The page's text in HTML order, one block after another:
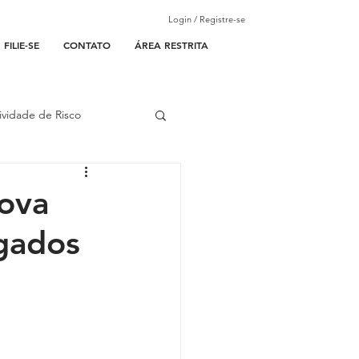
FILIE-SE CONTATO ÁREA RESTRITA
Login / Registre-se
de Risco